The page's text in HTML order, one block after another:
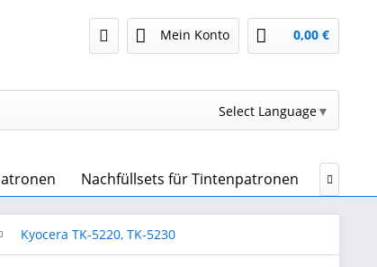
Mein Konto 0,00 €
Select Language▼
Nachfüllsets für Tintenpatronen 
Kyocera TK-5220, TK-5230